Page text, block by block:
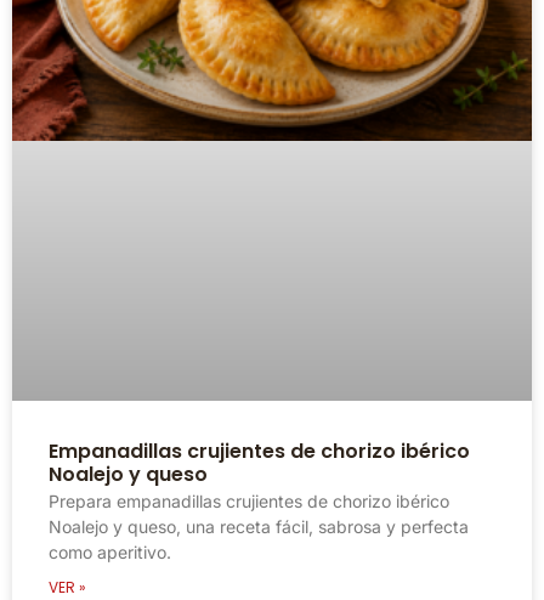
Empanadillas crujientes de chorizo ibérico
Noalejo y queso
Prepara empanadillas crujientes de chorizo ibérico
Noalejo y queso, una receta fácil, sabrosa y perfecta
como aperitivo.
VER »